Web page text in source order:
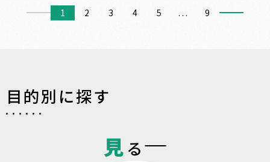
1 2 3 4 5 ... 9
目的別に探す
見 る